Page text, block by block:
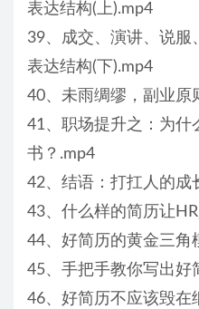
表达结构(上).mp4
39、成交、演讲、说服
表达结构(下).mp4
40、未雨绸缪，副业原
41、职场提升之：为什
书？.mp4
42、结语：打扛人的成
43、什么样的简历让
44、好简历的黄金三角
45、手把手教你写出好
46、好简历不应该毁在